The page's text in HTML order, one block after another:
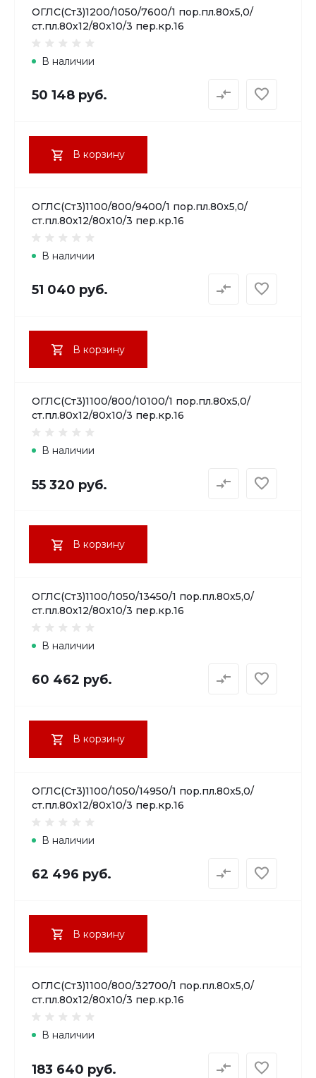
ОГЛС(Ст3)1200/1050/7600/1 пор.пл.80х5,0/
ст.пл.80х12/80х10/3 пер.кр.16
В наличии
50 148 руб.
В корзину
ОГЛС(Ст3)1100/800/9400/1 пор.пл.80х5,0/
ст.пл.80х12/80х10/3 пер.кр.16
В наличии
51 040 руб.
В корзину
ОГЛС(Ст3)1100/800/10100/1 пор.пл.80х5,0/
ст.пл.80х12/80х10/3 пер.кр.16
В наличии
55 320 руб.
В корзину
ОГЛС(Ст3)1100/1050/13450/1 пор.пл.80х5,0/
ст.пл.80х12/80х10/3 пер.кр.16
В наличии
60 462 руб.
В корзину
ОГЛС(Ст3)1100/1050/14950/1 пор.пл.80х5,0/
ст.пл.80х12/80х10/3 пер.кр.16
В наличии
62 496 руб.
В корзину
ОГЛС(Ст3)1100/800/32700/1 пор.пл.80х5,0/
ст.пл.80х12/80х10/3 пер.кр.16
В наличии
183 640 руб.